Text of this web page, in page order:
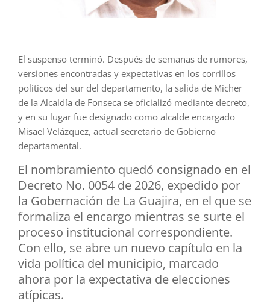
El suspenso terminó. Después de semanas de rumores,
versiones encontradas y expectativas en los corrillos
políticos del sur del departamento, la salida de Micher
de la Alcaldía de Fonseca se oficializó mediante decreto,
y en su lugar fue designado como alcalde encargado
Misael Velázquez, actual secretario de Gobierno
departamental.
El nombramiento quedó consignado en el
Decreto No. 0054 de 2026, expedido por
la Gobernación de La Guajira, en el que se
formaliza el encargo mientras se surte el
proceso institucional correspondiente.
Con ello, se abre un nuevo capítulo en la
vida política del municipio, marcado
ahora por la expectativa de elecciones
atípicas.